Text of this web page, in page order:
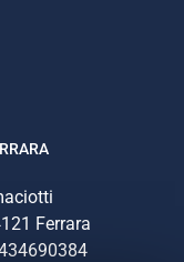
Ferrara